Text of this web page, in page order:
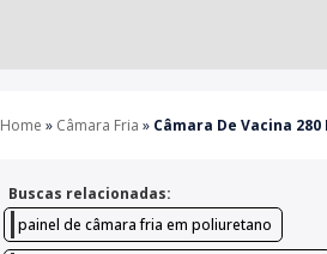
Home » Câmara Fria » Câmara De Vacina
Buscas relacionadas:
painel de câmara fria em poliuretano